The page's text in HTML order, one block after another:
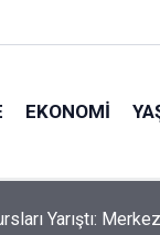
EKONOMI
Yarıştı: